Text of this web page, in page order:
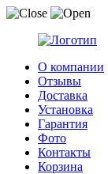
О компании
Отзывы
Доставка
Установка
Гарантия
Фото
Контакты
Корзина